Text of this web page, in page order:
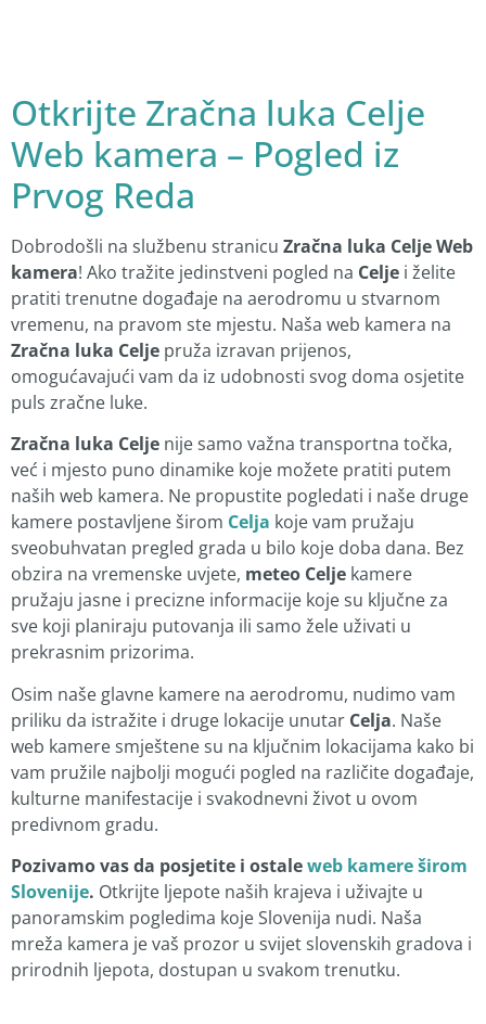
Otkrijte Zračna luka Celje
Web kamera – Pogled iz
Prvog Reda
Dobrodošli na službenu stranicu Zračna luka Celje Web
kamera! Ako tražite jedinstveni pogled na Celje i želite
pratiti trenutne događaje na aerodromu u stvarnom
vremenu, na pravom ste mjestu. Naša web kamera na
Zračna luka Celje pruža izravan prijenos,
omogućavajući vam da iz udobnosti svog doma osjetite
puls zračne luke.
Zračna luka Celje nije samo važna transportna točka,
već i mjesto puno dinamike koje možete pratiti putem
naših web kamera. Ne propustite pogledati i naše druge
kamere postavljene širom Celja koje vam pružaju
sveobuhvatan pregled grada u bilo koje doba dana. Bez
obzira na vremenske uvjete, meteo Celje kamere
pružaju jasne i precizne informacije koje su ključne za
sve koji planiraju putovanja ili samo žele uživati u
prekrasnim prizorima.
Osim naše glavne kamere na aerodromu, nudimo vam
priliku da istražite i druge lokacije unutar Celja. Naše
web kamere smještene su na ključnim lokacijama kako bi
vam pružile najbolji mogući pogled na različite događaje,
kulturne manifestacije i svakodnevni život u ovom
predivnom gradu.
Pozivamo vas da posjetite i ostaleweb kamere širom
Slovenije. Otkrijte ljepote naših krajeva i uživajte u
panoramskim pogledima koje Slovenija nudi. Naša
mreža kamera je vaš prozor u svijet slovenskih gradova i
prirodnih ljepota, dostupan u svakom trenutku.